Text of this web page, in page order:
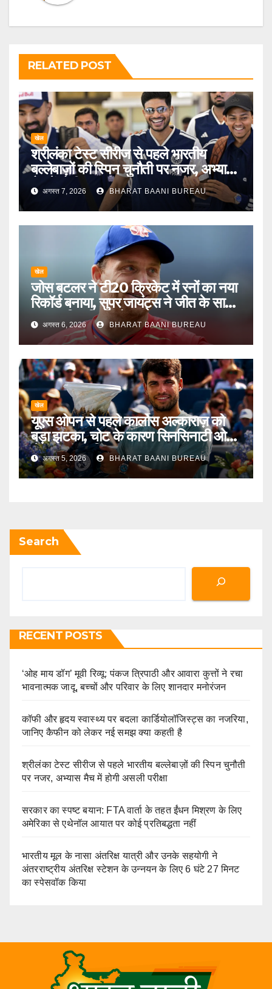
RELATED POST
खेल
श्रीलंका टेस्ट सीरीज से पहले भारतीय
बल्लेबाज़ों की स्पिन चुनौती पर नजर, अभ्यास
मैच में होगी असली परीक्षा
अगस्त 7, 2026 BHARAT BAANI BUREAU
खेल
जोस बटलर ने टी20 क्रिकेट में रनों का नया
रिकॉर्ड बनाया, सुपर जायंट्स ने जीत के साथ
हार का सिलसिला तोड़ा
अगस्त 6, 2026 BHARAT BAANI BUREAU
खेल
यूएस ओपन से पहले कार्लोस अल्काराज़ को
बड़ा झटका, चोट के कारण सिनसिनाटी ओपन
से नाम वापस लिया
अगस्त 5, 2026 BHARAT BAANI BUREAU
Search
RECENT POSTS
‘ओह माय डॉग’ मूवी रिव्यू: पंकज त्रिपाठी और आवारा कुत्तों ने रचा
भावनात्मक जादू, बच्चों और परिवार के लिए शानदार मनोरंजन
कॉफी और हृदय स्वास्थ्य पर बदला कार्डियोलॉजिस्ट्स का नजरिया,
जानिए कैफीन को लेकर नई समझ क्या कहती है
श्रीलंका टेस्ट सीरीज से पहले भारतीय बल्लेबाज़ों की स्पिन चुनौती
पर नजर, अभ्यास मैच में होगी असली परीक्षा
सरकार का स्पष्ट बयान: FTA वार्ता के तहत ईंधन मिश्रण के लिए
अमेरिका से एथेनॉल आयात पर कोई प्रतिबद्धता नहीं
भारतीय मूल के नासा अंतरिक्ष यात्री और उनके सहयोगी ने
अंतरराष्ट्रीय अंतरिक्ष स्टेशन के उन्नयन के लिए 6 घंटे 27 मिनट
का स्पेसवॉक किया